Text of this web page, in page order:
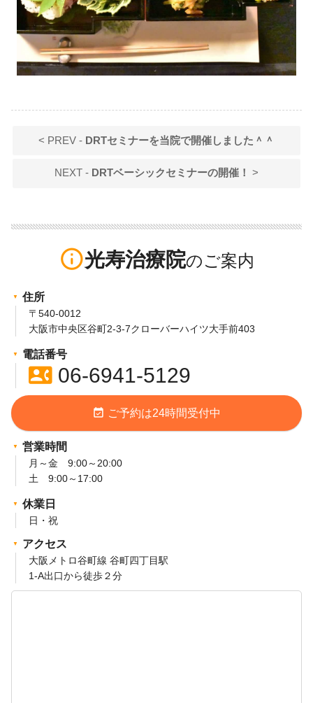
< PREV - DRTセミナーを当院で開催しました＾＾
NEXT - DRTベーシックセミナーの開催！ >
info_outline光寿治療院
住所
〒540-0012
大阪市中央区谷町2-3-7クローバーハイツ大手前403
電話番号
contact_phone06-6941-5129
event_available ご予約は24時間受付中
営業時間
月～金 9:00～20:00
土 9:00～17:00
休業日
日・祝
アクセス
大阪メトロ谷町線 谷町四丁目駅
1-A出口から徒歩２分